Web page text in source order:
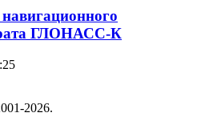
ГЛОНАСС-К
2026.